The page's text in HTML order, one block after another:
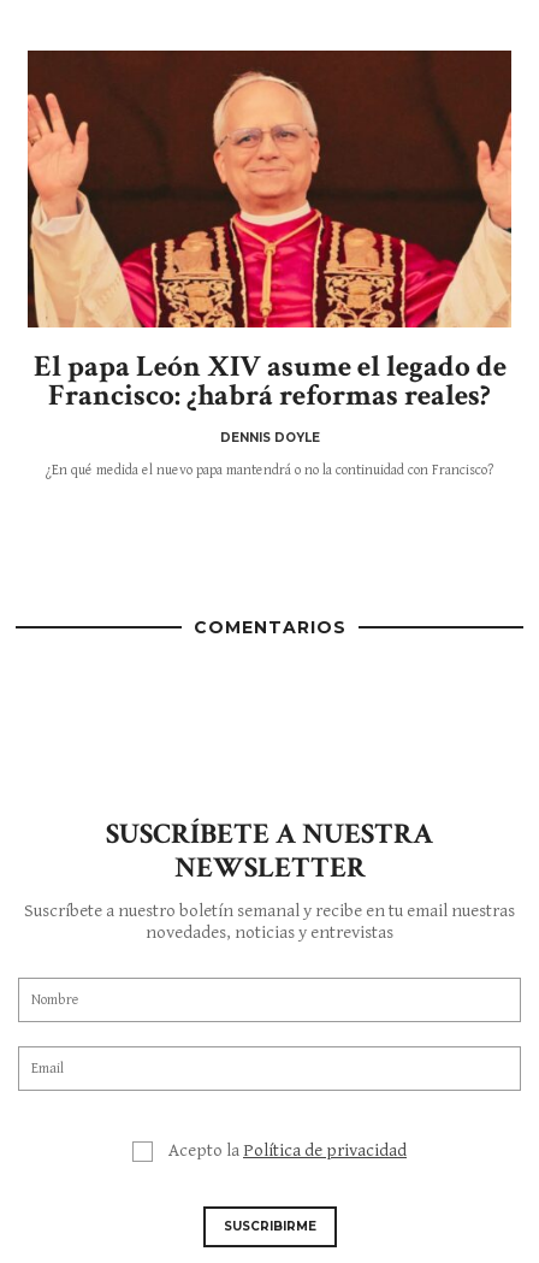
El papa León XIV asume el legado de
Francisco: ¿habrá reformas reales?
DENNIS DOYLE
¿En qué medida el nuevo papa mantendrá o no la continuidad con Francisco?
COMENTARIOS
SUSCRÍBETE A NUESTRA
NEWSLETTER
Suscríbete a nuestro boletín semanal y recibe en tu email nuestras
novedades, noticias y entrevistas
Acepto la Política de privacidad
SUSCRIBIRME